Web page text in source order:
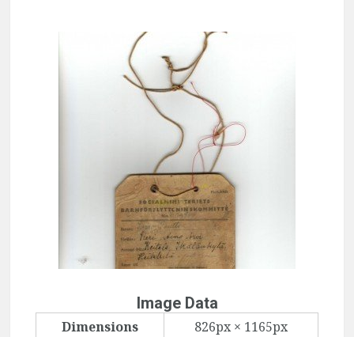
Image Data
Dimensions 826px × 1165px